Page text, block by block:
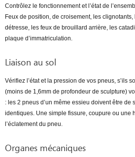
Contrôlez le fonctionnement et l’état de
Feux de position, de croisement, les
détresse, les feux de brouillard arrière, les
plaque d’immatriculation.
Liaison au sol
Vérifiez l’état et la pression de vos pneus, s’ils
(moins de 1,6mm de profondeur de sculpture)
: les 2 pneus d’un même essieu doivent être de
identiques. Une simple fissure, coupure ou une
l’éclatement du pneu.
Organes mécaniques